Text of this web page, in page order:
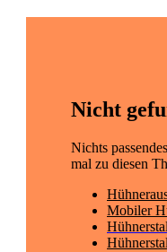
Nicht
Nichts
mal zu diesen
Mobiler